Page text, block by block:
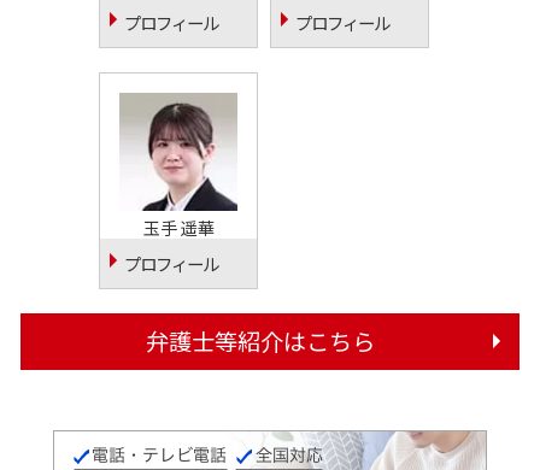
プロフィール プロフィール
玉手 遥華
プロフィール
弁護士等紹介はこちら